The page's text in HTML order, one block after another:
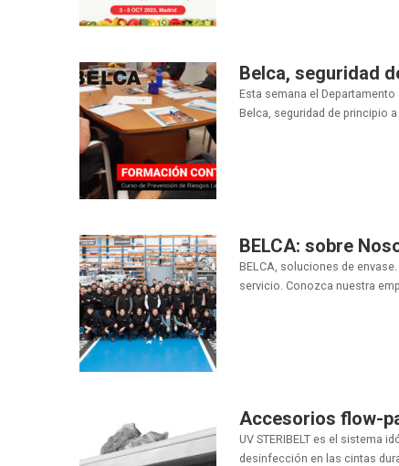
Belca, seguridad
Esta semana el
Belca, seguridad de principio a
BELCA: sobre
BELCA, soluciones de
servicio. Conozca nuestra
Accesorios flow-
UV STERIBELT es el sistema
desinfección en las cintas